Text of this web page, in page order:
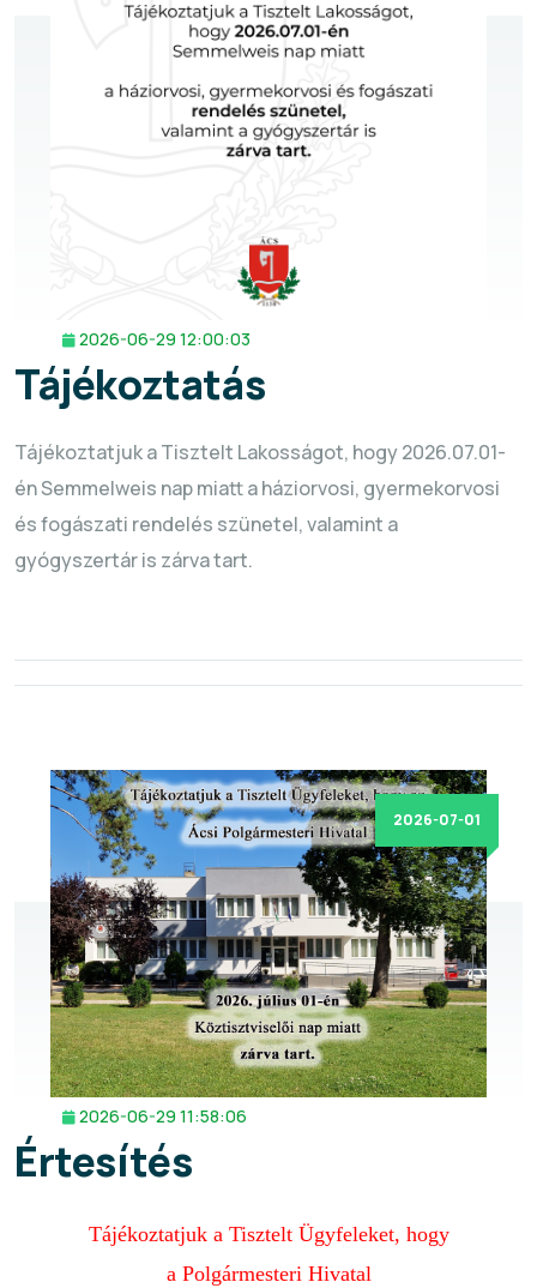
2026-06-29 12:00:03
Tájékoztatás
Tájékoztatjuk a Tisztelt Lakosságot, hogy 2026.07.01-
én Semmelweis nap miatt a háziorvosi, gyermekorvosi
és fogászati rendelés szünetel, valamint a
gyógyszertár is zárva tart.
2026-07-01
2026-06-29 11:58:06
Értesítés
Tájékoztatjuk a Tisztelt Ügyfeleket, hogy
a Polgármesteri Hivatal